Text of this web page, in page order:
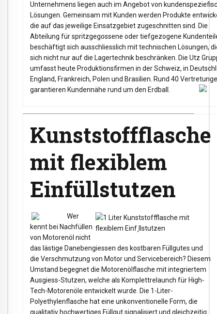
Unternehmens liegen auch im Angebot von
Lösungen. Gemeinsam mit Kunden werden Produkte
die auf das jeweilige Einsatzgebiet zugeschnitten sind. Die
Abteilung für spritzgegossene oder tiefgezogene
beschäftigt sich ausschliesslich mit technischen Lösungen,
sich nicht nur auf die Lagertechnik beschränken. Die Utz
umfasst heute Produktionsfirmen in der Schweiz, in
England, Frankreich, Polen und Brasilien. Rund 40
garantieren Kundennähe rund um den Erdball.
Kunststoffflasche
mit flexiblem
Einfüllstutzen
Wer
kennt bei Nachfüllen
von Motorenöl nicht
das lästige Danebengiessen des kostbaren Füllgutes und
die Verschmutzung von Motor und Servicebereich? Diesem
Umstand begegnet die Motorenölflasche mit integriertem
Ausgiess-Stutzen, welche als Komplettrelaunch für High-
Tech-Motorenöle entwickelt wurde. Die 1-Liter-
Polyethylenflasche hat eine unkonventionelle Form, die
qualitativ hochwertiges Füllgut signalisiert und gleichzeitig